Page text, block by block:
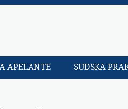
APELANTE SUDSKA